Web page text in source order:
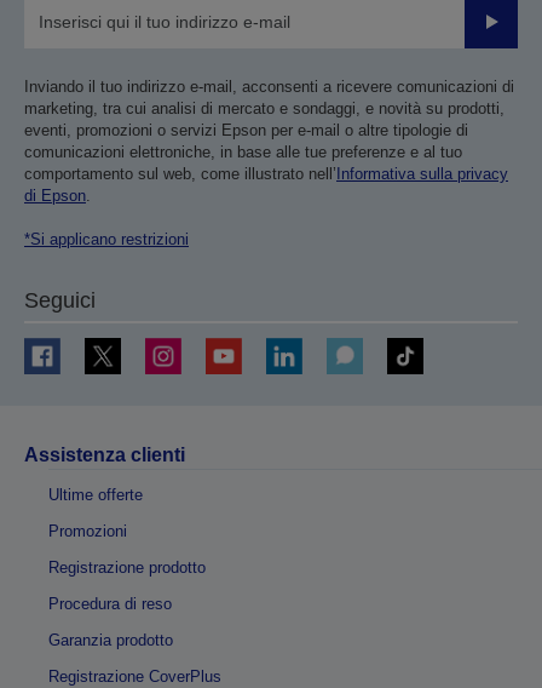
Invia
Inviando il tuo indirizzo e-mail, acconsenti a ricevere comunicazioni di
marketing, tra cui analisi di mercato e sondaggi, e novità su prodotti,
eventi, promozioni o servizi Epson per e-mail o altre tipologie di
comunicazioni elettroniche, in base alle tue preferenze e al tuo
comportamento sul web, come illustrato nell’ Informativa sulla privacy
di Epson.
*Si applicano restrizioni
Seguici
Assistenza clienti
Ultime offerte
Promozioni
Registrazione prodotto
Procedura di reso
Garanzia prodotto
Registrazione CoverPlus